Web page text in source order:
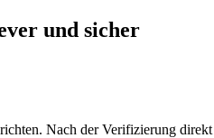
und sicher
Nach der Verifizierung direkt